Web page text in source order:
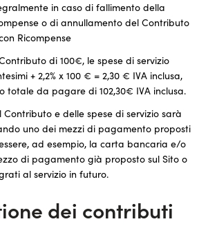
in caso di fallimento della
o di annullamento del Contributo
Ricompense
di 100€, le spese di servizio
+ 2,2% x 100 € = 2,30 € IVA inclusa,
totale da pagare di 102,30€ IVA inclusa.
e delle spese di servizio sarà
uno dei mezzi di pagamento proposti
ad esempio, la carta bancaria e/o
di pagamento già proposto sul Sito o
al servizio in futuro.
dei contributi